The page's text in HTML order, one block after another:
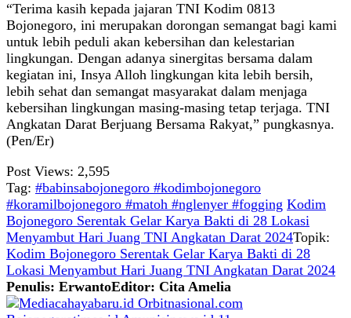
“Terima kasih kepada jajaran TNI Kodim 0813
Bojonegoro, ini merupakan dorongan semangat bagi kami
untuk lebih peduli akan kebersihan dan kelestarian
lingkungan. Dengan adanya sinergitas bersama dalam
kegiatan ini, Insya Alloh lingkungan kita lebih bersih,
lebih sehat dan semangat masyarakat dalam menjaga
kebersihan lingkungan masing-masing tetap terjaga. TNI
Angkatan Darat Berjuang Bersama Rakyat,” pungkasnya.
(Pen/Er)
Post Views: 2,595
Tag: #babinsabojonegoro #kodimbojonegoro
#koramilbojonegoro #matoh #nglenyer #fogging Kodim
Bojonegoro Serentak Gelar Karya Bakti di 28 Lokasi
Menyambut Hari Juang TNI Angkatan Darat 2024Topik:
Kodim Bojonegoro Serentak Gelar Karya Bakti di 28
Lokasi Menyambut Hari Juang TNI Angkatan Darat 2024
Penulis: ErwantoEditor: Cita Amelia